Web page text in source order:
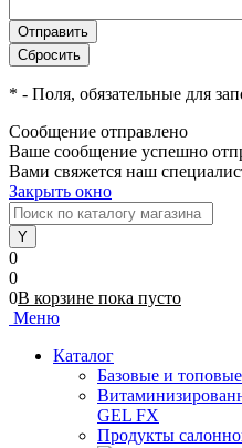
* - Поля, обязательные для
Сообщение отправлено
Ваше сообщение успешно
Вами свяжется наш
Закрыть окно
0
0
0В корзине пока пусто
Меню
Каталог
Базовые и
GEL FX
Продукты